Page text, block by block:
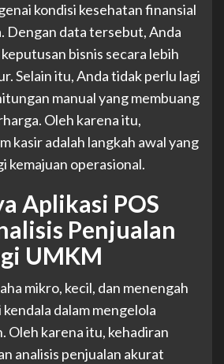
kondisi kesehatan finansial
Dengan data tersebut, Anda
bisnis secara lebih
Selain itu, Anda tidak perlu lagi
manual yang membuang
Oleh karena itu,
kasir adalah langkah awal yang
kemajuan operasional.
Aplikasi POS
Penjualan
UMKM
mikro, kecil, dan menengah
dalam mengelola
Oleh karena itu, kehadiran
analisis penjualan akurat